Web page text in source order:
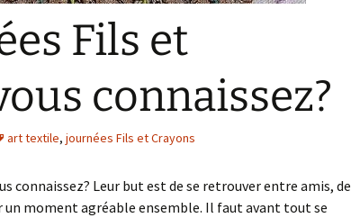
Fils et
connaissez?
art textile, journées Fils et Crayons
connaissez? Leur but est de se retrouver entre amis, de
un moment agréable ensemble. Il faut avant tout se